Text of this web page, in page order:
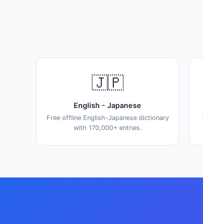
🇯🇵
English - Japanese
Free offline English-Japanese dictionary
with 170,000+ entries.